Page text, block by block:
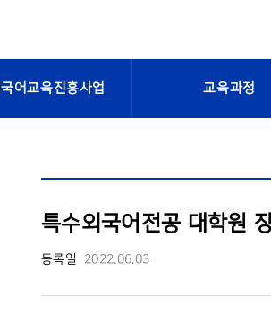
어교육진흥사업 교육과정
특수외국어전공 대학원
등록일 2022.06.03